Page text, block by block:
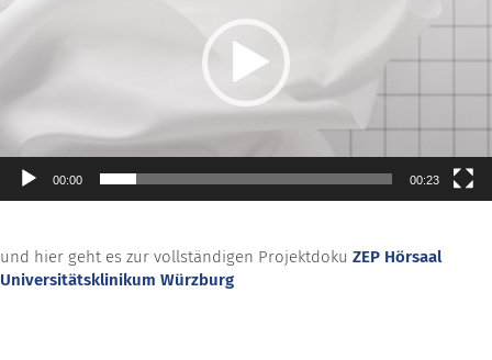
00:00 00:23
und hier geht es zur vollständigen Projektdoku ZEP Hörsaal
Universitätsklinikum Würzburg